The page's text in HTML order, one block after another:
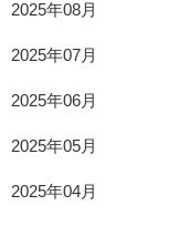
2025年08月
2025年07月
2025年06月
2025年05月
2025年04月